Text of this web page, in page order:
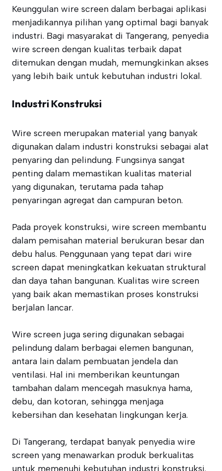
Keunggulan wire screen dalam berbagai aplikasi
menjadikannya pilihan yang optimal bagi banyak
industri. Bagi masyarakat di Tangerang, penyedia
wire screen dengan kualitas terbaik dapat
ditemukan dengan mudah, memungkinkan akses
yang lebih baik untuk kebutuhan industri lokal.
Industri Konstruksi
Wire screen merupakan material yang banyak
digunakan dalam industri konstruksi sebagai alat
penyaring dan pelindung. Fungsinya sangat
penting dalam memastikan kualitas material
yang digunakan, terutama pada tahap
penyaringan agregat dan campuran beton.
Pada proyek konstruksi, wire screen membantu
dalam pemisahan material berukuran besar dan
debu halus. Penggunaan yang tepat dari wire
screen dapat meningkatkan kekuatan struktural
dan daya tahan bangunan. Kualitas wire screen
yang baik akan memastikan proses konstruksi
berjalan lancar.
Wire screen juga sering digunakan sebagai
pelindung dalam berbagai elemen bangunan,
antara lain dalam pembuatan jendela dan
ventilasi. Hal ini memberikan keuntungan
tambahan dalam mencegah masuknya hama,
debu, dan kotoran, sehingga menjaga
kebersihan dan kesehatan lingkungan kerja.
Di Tangerang, terdapat banyak penyedia wire
screen yang menawarkan produk berkualitas
untuk memenuhi kebutuhan industri konstruksi.